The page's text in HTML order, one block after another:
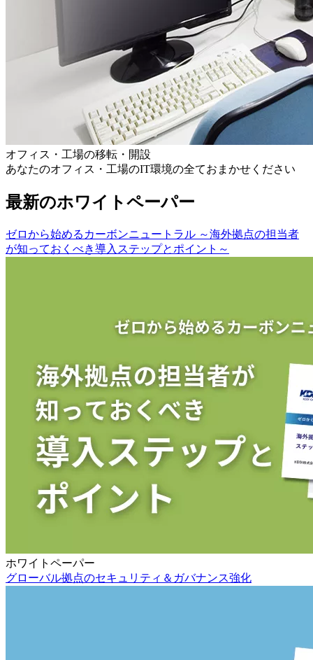
オフィス・工場の移転・開設
あなたのオフィス・工場のIT環境の全ておまかせください
最新のホワイトペーパー
ゼロから始めるカーボンニュートラル ～海外拠点の担当者
が知っておくべき導入ステップとポイント～
ホワイトペーパー
グローバル拠点のセキュリティ＆ガバナンス強化